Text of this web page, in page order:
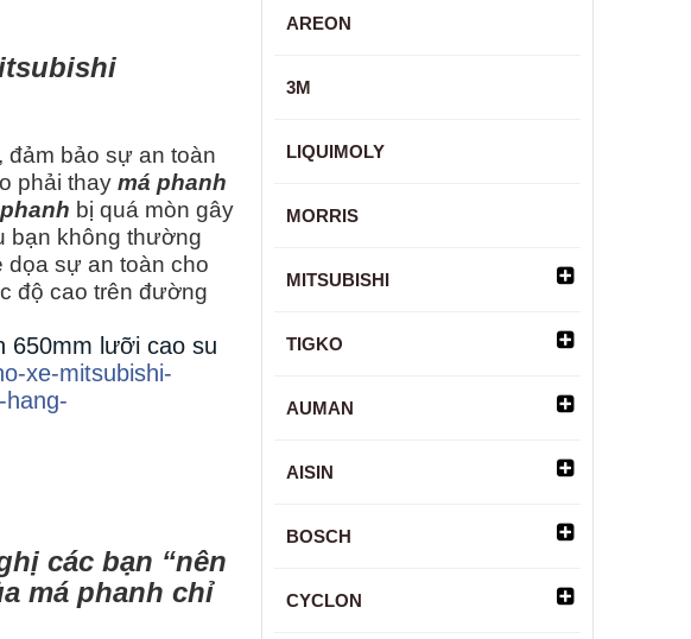
đảm bảo sự an toàn
phải thay má phanh
bị quá mòn gây
bạn không thường
dọa sự an toàn cho
độ cao trên đường
650mm lưỡi cao su
xe-mitsubishi-
hang-
các bạn “nên
má phanh chỉ
AREON
3M
LIQUIMOLY
MORRIS
MITSUBISHI
TIGKO
AUMAN
AISIN
BOSCH
CYCLON